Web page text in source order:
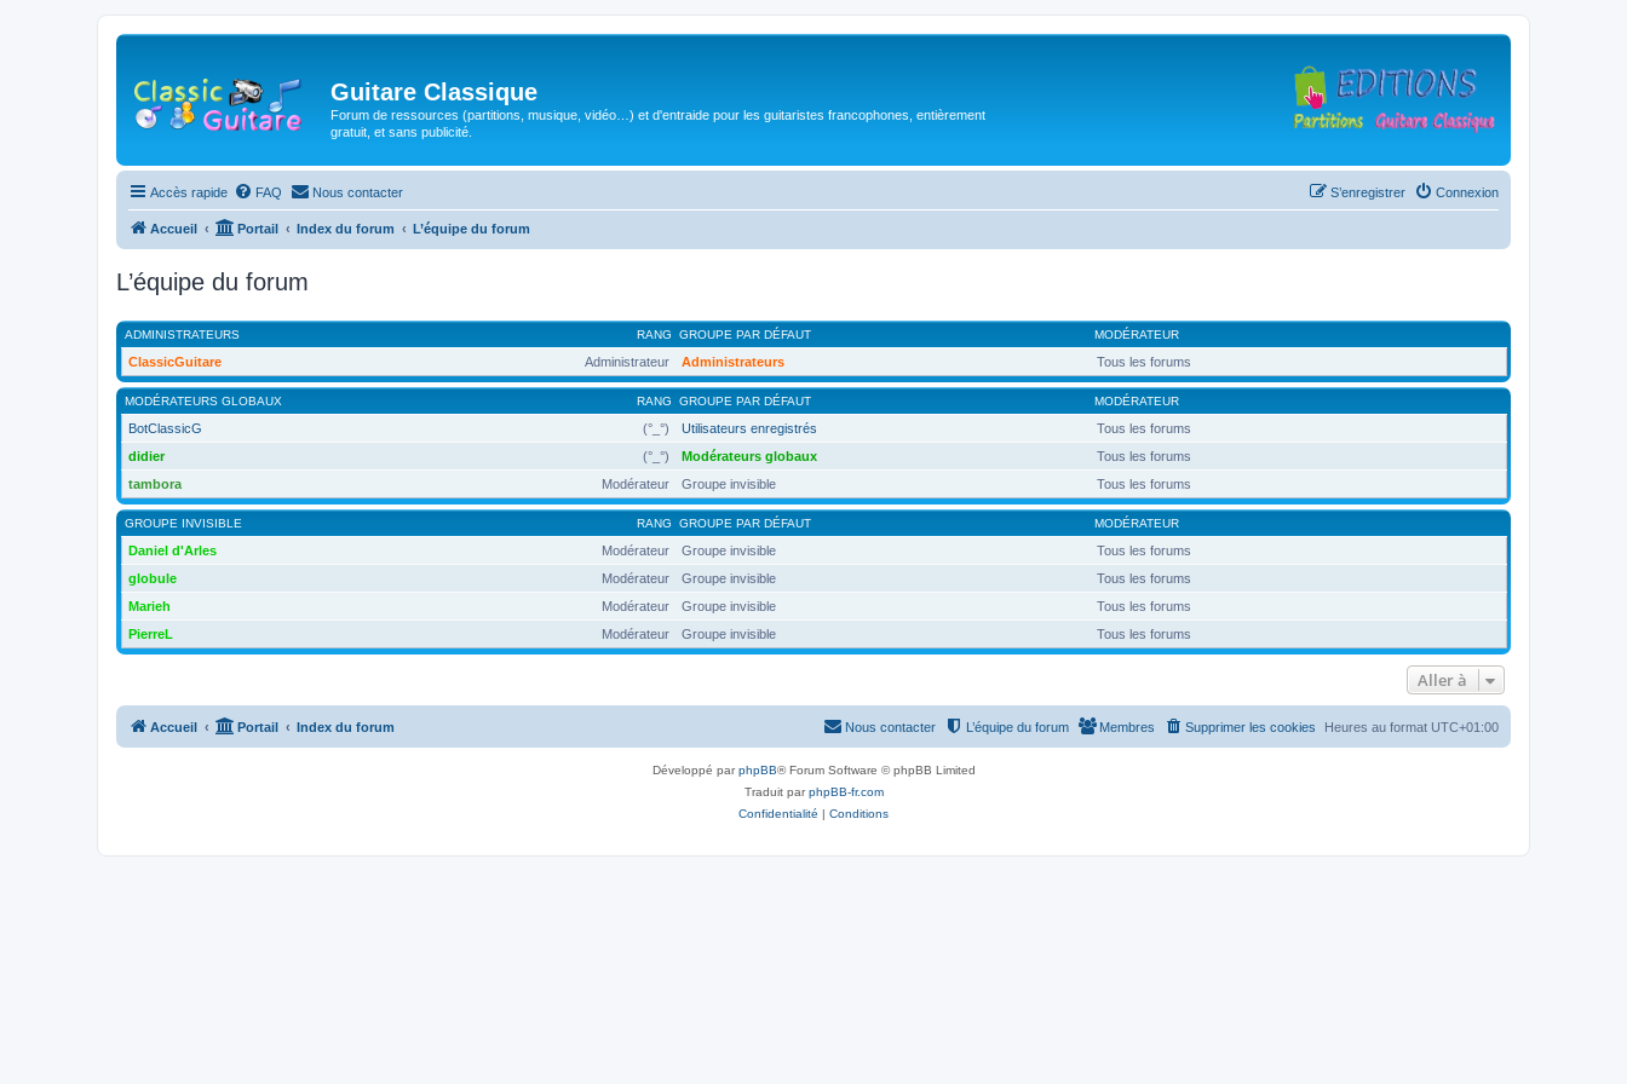
Guitare Classique
Forum de ressources (partitions, musique, vidéo…) et d'entraide pour les guitaristes francophones, entièrement
gratuit, et sans publicité.
Accès rapide FAQ Nous contacter Connexion
S’enregistrer
Accueil Portail Index du forum L’équipe du forum
L’équipe du forum
RANG
ADMINISTRATEURS GROUPE PAR DÉFAUT MODÉRATEUR
Administrateur
ClassicGuitare Administrateurs Tous les forums
RANG
MODÉRATEURS GLOBAUX GROUPE PAR DÉFAUT MODÉRATEUR
(°_°)
BotClassicG Utilisateurs enregistrés
Tous les forums
(°_°)
didier Modérateurs globaux
Tous les forums
Modérateur
tambora Groupe invisible Tous les forums
RANG
GROUPE INVISIBLE GROUPE PAR DÉFAUT MODÉRATEUR
Modérateur
Daniel d'Arles Groupe invisible
Tous les forums
Modérateur
globule Groupe invisible
Tous les forums
Modérateur
Marieh Groupe invisible
Tous les forums
Modérateur
PierreL Groupe invisible Tous les forums
Aller à
Accueil Portail Index du forum Heures au format UTC+01:00
Supprimer les cookies
Membres
L’équipe du forum
Nous contacter
Développé parphpBB® Forum Software © phpBB Limited
Traduit parphpBB-fr.com
Confidentialité | Conditions